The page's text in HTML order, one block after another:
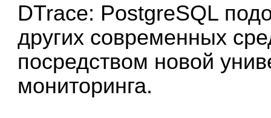
DTrace: PostgreSQL
других современных
посредством новой
мониторинга.